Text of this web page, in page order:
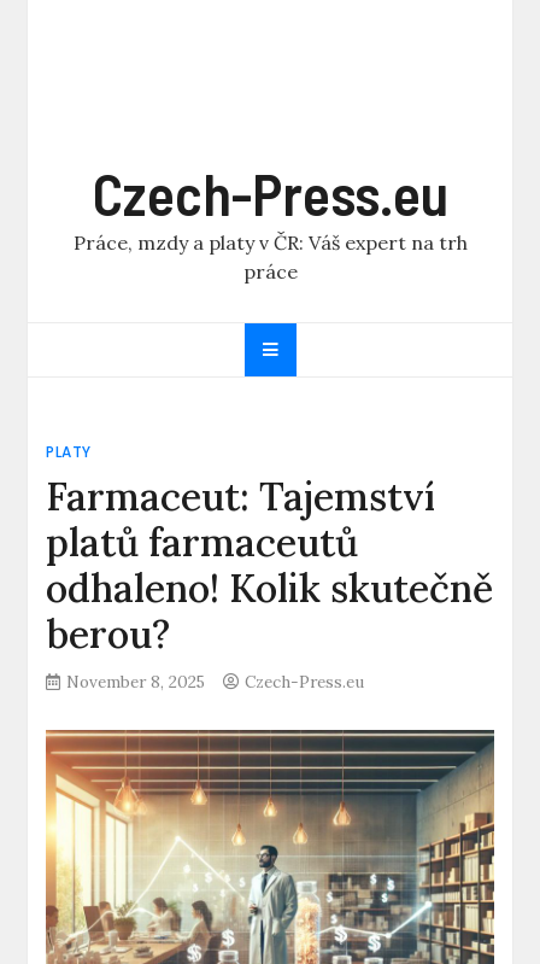
Czech-Press.eu
Práce, mzdy a platy v ČR: Váš expert na trh
práce
PLATY
Farmaceut: Tajemství
platů farmaceutů
odhaleno! Kolik skutečně
berou?
November 8, 2025 Czech-Press.eu